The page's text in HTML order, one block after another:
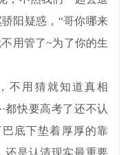
骄阳疑惑，“哥你哪来
不用管了~为了你的生
不用猜就知道真相
都快要高考了还不认
巴底下垫着厚厚的靠